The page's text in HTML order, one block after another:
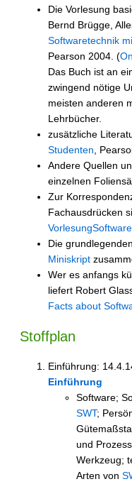
Die Vorlesung
Bernd Brügge,
Softwaretechnik
Pearson 2004. (
Das Buch ist an
zwingend nötige
meisten anderen
Lehrbücher.
zusätzliche
Studenten,
Andere Quellen
einzelnen
Zur
Fachausdrücken
Die
Miniskript
Wer es anfangs
liefert Robert
Facts about
Stoffplan
Einführung:
Einführung
Software;
SWT;
und
Werkzeug;
Arten von